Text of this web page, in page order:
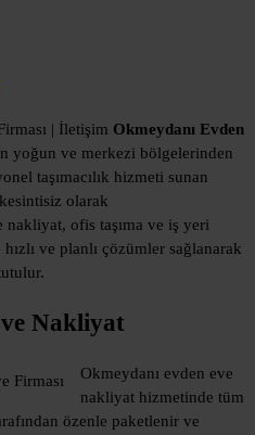
| İletişim Okmeydanı Evden
yoğun ve merkezi bölgelerinden
taşımacılık hizmeti sunan
olarak
ofis taşıma ve iş yeri
ve planlı çözümler sağlanarak
Nakliyat
Okmeydanı evden eve
nakliyat hizmetinde tüm
özenle paketlenir ve